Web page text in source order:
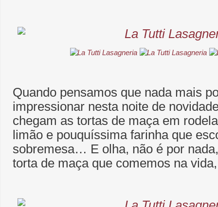
Quando pensamos que nada mais
impressionar nesta noite de
chegam as tortas de maça em
limão e pouquíssima farinha que
sobremesa… E olha, não é por
torta de maça que comemos na